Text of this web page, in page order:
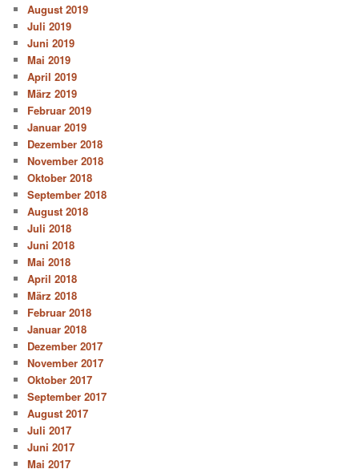
August 2019
Juli 2019
Juni 2019
Mai 2019
April 2019
März 2019
Februar 2019
Januar 2019
Dezember 2018
November 2018
Oktober 2018
September 2018
August 2018
Juli 2018
Juni 2018
Mai 2018
April 2018
März 2018
Februar 2018
Januar 2018
Dezember 2017
November 2017
Oktober 2017
September 2017
August 2017
Juli 2017
Juni 2017
Mai 2017